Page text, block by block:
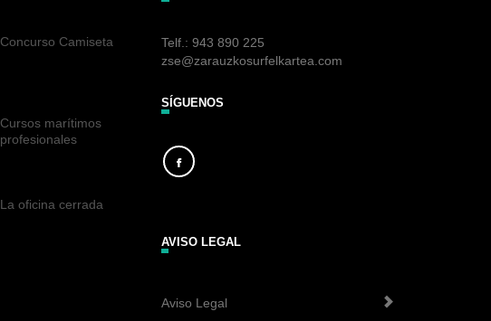
Concurso Camiseta
Cursos marítimos
profesionales
La oficina cerrada
Telf.: 943 890 225
zse@zarauzkosurfelkartea.com
SÍGUENOS
AVISO LEGAL
Aviso Legal